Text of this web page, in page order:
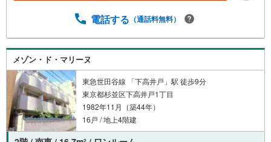
フプランに合った資金計画のご提案・効果的な生命保険の
「どのくらい」するのが効果的？・どこの銀行で借りると
お得なの？・適切な借入額は？■キッズスペースもございま
す☆DVD、おもちゃ、絵本、ぬりえなど充実させておりま
す。資料請求は【下部オレンジ色資料請求ボタン】よりお
問い合わせください！
電話する （通話料無料）
メゾン・ド・マリーヌ
東急世田谷線 「下高井戸」駅 徒歩9分
東京都杉並区下高井戸1丁目
1982年11月（築44年）
16戸 / 地上4階建